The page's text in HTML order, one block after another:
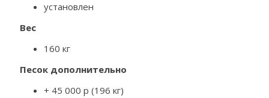
установлен
Вес
160 кг
Песок дополнительно
+ 45 000 р (196 кг)